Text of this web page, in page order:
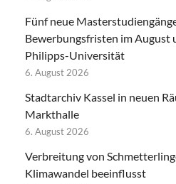
Fünf neue
Bewerbungsfristen im August
Philipps-Universität
6. August 2026
Stadtarchiv Kassel in neuen
Markthalle
6. August 2026
Verbreitung von
Klimawandel beeinflusst